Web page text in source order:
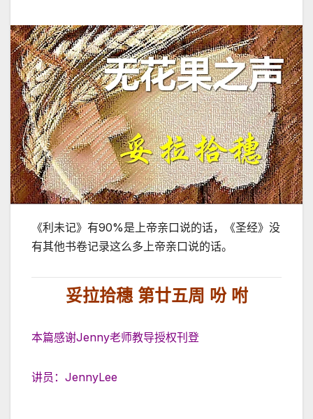
《利未记》有90%是上帝亲口说的话，《圣经》没
有其他书卷记录这么多上帝亲口说的话。
妥拉拾穗 第廿五周 吩 咐
本篇感谢Jenny老师教导授权刊登
讲员：JennyLee